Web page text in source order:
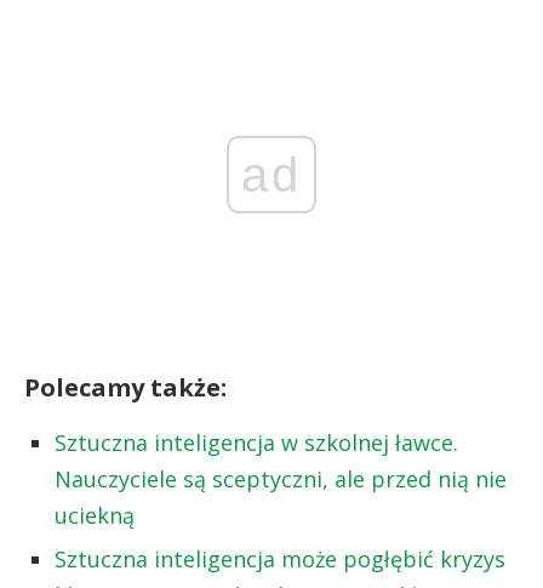
ad
Polecamy także:
Sztuczna inteligencja w szkolnej ławce.
Nauczyciele są sceptyczni, ale przed nią nie
uciekną
Sztuczna inteligencja może pogłębić kryzys